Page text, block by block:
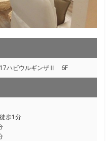
17ハビウルギンザⅡ 6F
歩1分